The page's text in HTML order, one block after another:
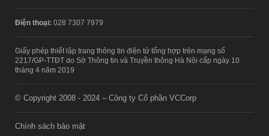
Điện thoại: 028 7307 7979
Giấy phép thiết lập trang thông tin điện tử tổng hợp trên mạng số
2217/GP-TTĐT do Sở Thông tin và Truyền thông Hà Nội cấp ngày 10
tháng 4 năm 2019
© Copyright 2008 - 2024 – Công ty Cổ phần VCCorp
Chính sách bảo mật